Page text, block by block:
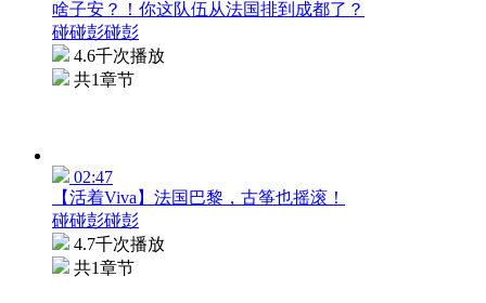
啥子安？！你这队伍从法国排到成都了？
碰碰彭碰彭
4.6千次播放
共1章节
02:47
【活着Viva】法国巴黎，古筝也摇滚！
碰碰彭碰彭
4.7千次播放
共1章节